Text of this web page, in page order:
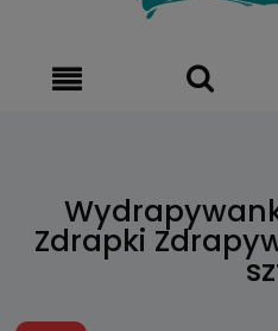
Zdrapki